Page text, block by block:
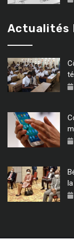
Actualités